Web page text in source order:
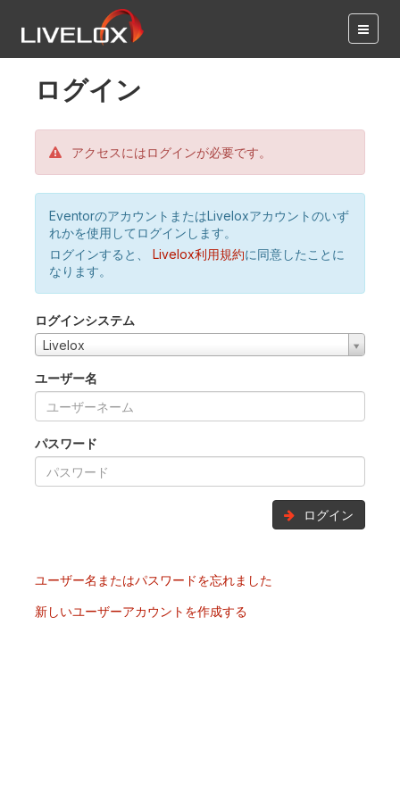
ログイン
アクセスにはログインが必要です。
EventorのアカウントまたはLiveloxアカウントのいず
れかを使用してログインします。
ログインすると、
Livelox利用規約に同意したことに
なります。
ログインシステム
Livelox
ユーザー名
パスワード
ログイン
ユーザー名またはパスワードを忘れました
新しいユーザーアカウントを作成する